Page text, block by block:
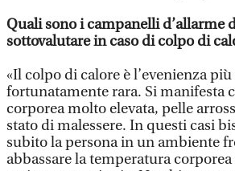
Quali sono i campanelli d’allarme
sottovalutare in caso di colpo di
«Il colpo di calore è l’evenienza più
fortunatamente rara. Si manifesta
corporea molto elevata, pelle
stato di malessere. In questi casi
subito la persona in un ambiente
abbassare la temperatura